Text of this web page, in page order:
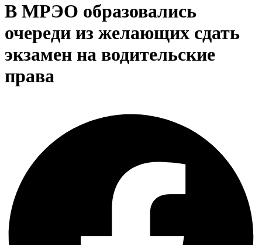
В МРЭО образовались
очереди из желающих сдать
экзамен на водительские
права